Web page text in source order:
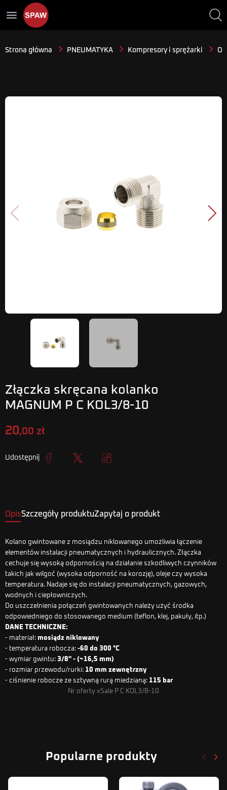
menu
Strona główna PNEUMATYKA Kompresory i sprężarki
Poprzedni
Złączka skręcana kolanko
MAGNUM P C KOL3/8-10
20,00 zł
Udostępnij
OpisSzczegóły produktuZapytaj o produkt
Kolano gwintowane z mosiądzu niklowanego umożliwia łączenie
elementów instalacji pneumatycznych i hydraulicznych. Złączka
cechuje się wysoką odpornością na działanie szkodliwych czynników
takich jak wilgoć (wysoka odporność na korozję), oleje czy wysoka
temperatura. Nadaje się do instalacji pneumatycznych, gazowych,
wodnych i ciepłowniczych.
Do uszczelnienia połączeń gwintowanych należy użyć środka
odpowiedniego do stosowanego medium (teflon, klej, pakuły, itp.)
DANE TECHNICZNE:
- materiał: mosiądz niklowany
- temperatura robocza: -60 do 300 °C
- wymiar gwintu: 3/8" - (~16,5 mm)
- rozmiar przewodu/rurki: 10 mm zewnętrzny
- ciśnienie robocze ze sztywną rurą miedzianą: 115 bar
Nr oferty xSale P C KOL3/8-10
Popularne produkty keyboard_arrow_left keyboard_arrow_right